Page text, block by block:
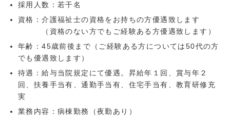
採用人数：若干名
資格：介護福祉士の資格をお持ちの方優遇致します
（資格のない方でもご経験ある方優遇致します）
年齢：45歳前後まで（ご経験ある方については50代の方
でも優遇致します）
待遇：給与当院規定にて優遇。昇給年１回、賞与年２
回、扶養手当有、通勤手当有、住宅手当有、教育研修充
実
業務内容：病棟勤務（夜勤あり）